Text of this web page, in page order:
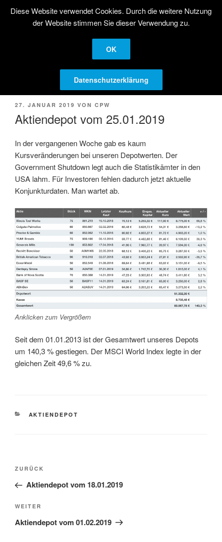
InhaltSTRATEGISCHE
AKTIENANLAGE
Langfristige Kapitalanlage in Aktien
Menü
VERÖFFENTLICHT
27. JANUAR 2019 VON CPW
Aktiendepot vom 25.01.2019
In der vergangenen Woche gab es kaum
Kursveränderungen bei unseren Depotwerten. Der
Government Shutdown legt auch die Statistikämter in den
USA lahm. Für Investoren fehlen dadurch jetzt aktuelle
Konjunkturdaten. Man wartet ab.
Anklicken zum Vergrößern
Seit dem 01.01.2013 ist der Gesamtwert unseres Depots
um 140,3 % gestiegen. Der MSCI World Index legte in der
gleichen Zeit 49,6 % zu.
KATEGORIEN
AKTIENDEPOT
Beitragsnavigation
Vorheriger
Beitrag
ZURÜCK
Aktiendepot vom 18.01.2019
Nächster
Beitrag
WEITER
Aktiendepot vom 01.02.2019
Diese Website verwendet Cookies. Durch die weitere Nutzung
der Website stimmen Sie dieser Verwendung zu.
OK
Datenschutzerklärung